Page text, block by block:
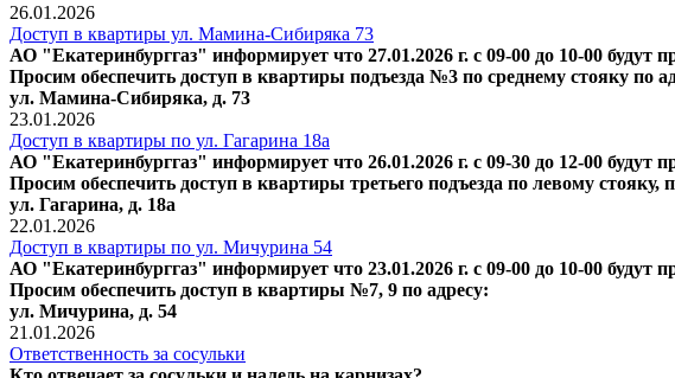
26.01.2026
Доступ в квартиры ул. Мамина-Сибиряка 73
АО "Екатеринбурггаз" информирует что 27.01.2026 г. с 09-00 до 10-00 будут
Просим обеспечить доступ в квартиры подъезда №3 по среднему стояку по
ул. Мамина-Сибиряка, д. 73
23.01.2026
Доступ в квартиры по ул. Гагарина 18а
АО "Екатеринбурггаз" информирует что 26.01.2026 г. с 09-30 до 12-00 будут
Просим обеспечить доступ в квартиры третьего подъезда по левому стояку,
ул. Гагарина, д. 18а
22.01.2026
Доступ в квартиры по ул. Мичурина 54
АО "Екатеринбурггаз" информирует что 23.01.2026 г. с 09-00 до 10-00 будут
Просим обеспечить доступ в квартиры №7, 9 по адресу:
ул. Мичурина, д. 54
21.01.2026
Ответственность за сосульки